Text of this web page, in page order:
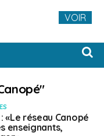
«Le réseau Canopé
enseignants,
VOIR